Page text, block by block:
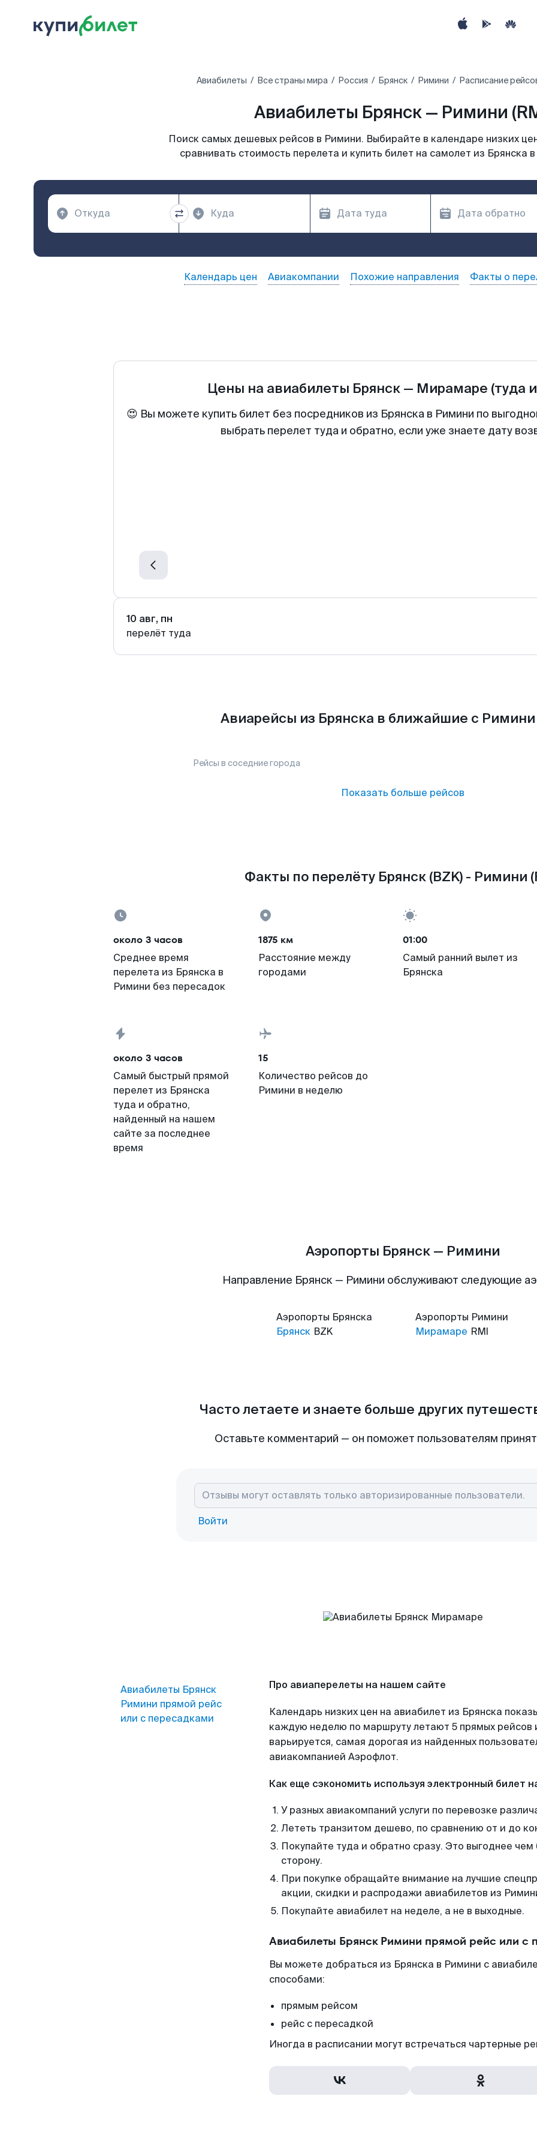
Авиабилеты Все страны мира Россия Брянск Римини Расписание
Авиабилеты Брянск — Римини
Поиск самых дешевых рейсов в Римини. Выбирайте в календаре низких
сравнивать стоимость перелета и купить билет на самолет из Брянска
Календарь цен Авиакомпании Похожие направления Факты о
Цены на авиабилеты Брянск — Мирамаре (туда
😍 Вы можете купить билет без посредников из Брянска в Римини по
выбрать перелет туда и обратно, если уже знаете дату
10 авг, пн
перелёт туда
Авиарейсы из Брянска в ближайшие с Римини
Рейсы в соседние города
Показать больше рейсов
Факты по перелёту Брянск (BZK) - Римини
около 3 часов
Среднее время
перелета из Брянска в
Римини без пересадок
1875 км
Расстояние между
городами
01:00
Самый ранний вылет из
Брянска
около 3 часов
Самый быстрый прямой
перелет из Брянска
туда и обратно,
найденный на нашем
сайте за последнее
время
15
Количество рейсов до
Римини в неделю
Аэропорты Брянск — Римини
Направление Брянск — Римини обслуживают следующие
Аэропорты Брянска
Брянск BZK
Аэропорты Римини
Мирамаре RMI
Часто летаете и знаете больше других
Оставьте комментарий — он поможет пользователям
Войти
Авиабилеты Брянск
Римини прямой рейс
или с пересадками
Про авиаперелеты на нашем сайте
Календарь низких цен на авиабилет из Брянска
каждую неделю по маршруту летают 5 прямых рейсов
варьируется, самая дорогая из найденных
авиакомпанией Аэрофлот.
Как еще сэкономить используя электронный билет
У разных авиакомпаний услуги по перевозке
Лететь транзитом дешево, по сравнению от и до
Покупайте туда и обратно сразу. Это выгоднее
сторону.
При покупке обращайте внимание на лучшие
акции, скидки и распродажи авиабилетов из
Покупайте авиабилет на неделе, а не в выходные.
Авиабилеты Брянск Римини прямой рейс или с
Вы можете добраться из Брянска в Римини с
способами:
прямым рейсом
рейс с пересадкой
Иногда в расписании могут встречаться чартерные